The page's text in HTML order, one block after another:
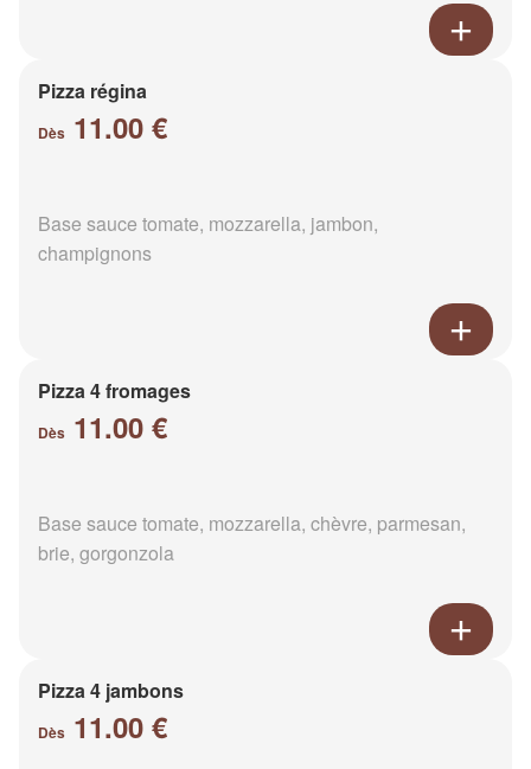
Pizza régina
Dès 11.00 €
Base sauce tomate, mozzarella, jambon,
champignons
Pizza 4 fromages
Dès 11.00 €
Base sauce tomate, mozzarella, chèvre, parmesan,
brie, gorgonzola
Pizza 4 jambons
Dès 11.00 €